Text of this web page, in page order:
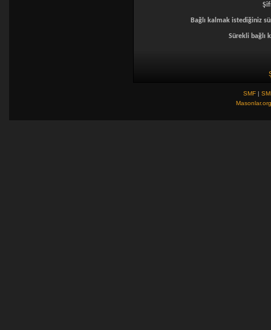
Bağlı kalmak istediğiniz
Sürekli bağlı
SMF |
Masonlar.org